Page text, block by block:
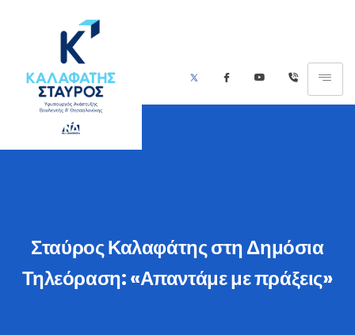
Σταύρος Καλαφάτης στη Δημόσια
Τηλεόραση: «Απαντάμε με πράξεις»